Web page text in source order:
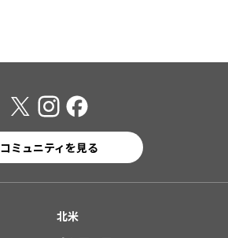
コミュニティを見る
北米